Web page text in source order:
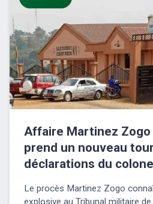
Affaire Martinez Zogo
prend un nouveau
déclarations du
Le procès Martinez Zogo
explosive au Tribunal militaire de